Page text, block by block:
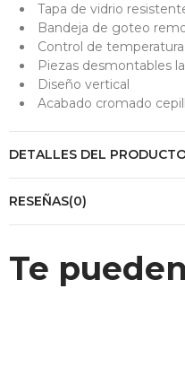
Tapa de vidrio
Bandeja de goteo
Control de
Piezas desmontables
Diseño vertical
Acabado cromado
DETALLES DEL
RESEÑAS(0)
Te